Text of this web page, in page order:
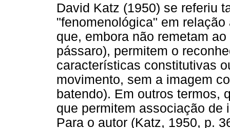
David Katz (1950) se referiu
"fenomenológica" em
que, embora não remetam
pássaro), permitem o
características constitutivas
movimento, sem a imagem
batendo). Em outros termos,
que permitem associação
Para o autor (Katz, 1950, p.